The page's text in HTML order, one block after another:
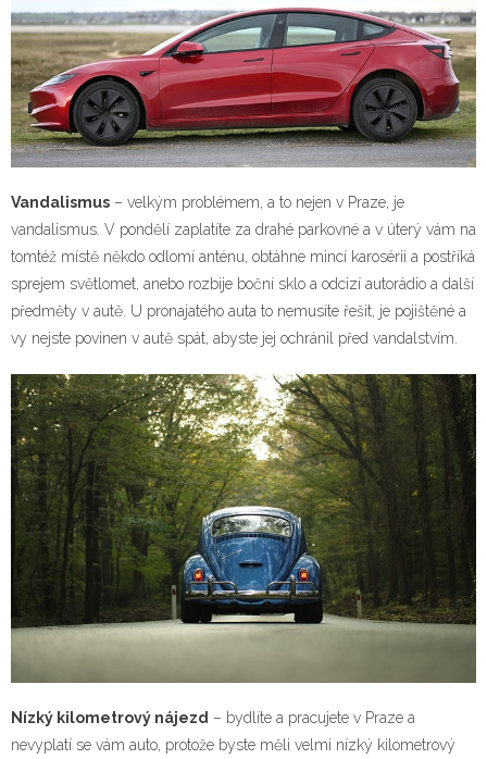
Vandalismus – velkým problémem, a to nejen v Praze, je
vandalismus. V pondělí zaplatíte za drahé parkovné a v úterý vám na
tomtéž místě někdo odlomí anténu, obtáhne mincí karosérii a postříká
sprejem světlomet, anebo rozbije boční sklo a odcizí autorádio a další
předměty v autě. U pronajatého auta to nemusíte řešit, je pojištěné a
vy nejste povinen v autě spát, abyste jej ochránil před vandalstvím.
Nízký kilometrový nájezd – bydlíte a pracujete v Praze a
nevyplatí se vám auto, protože byste měli velmi nízký kilometrový